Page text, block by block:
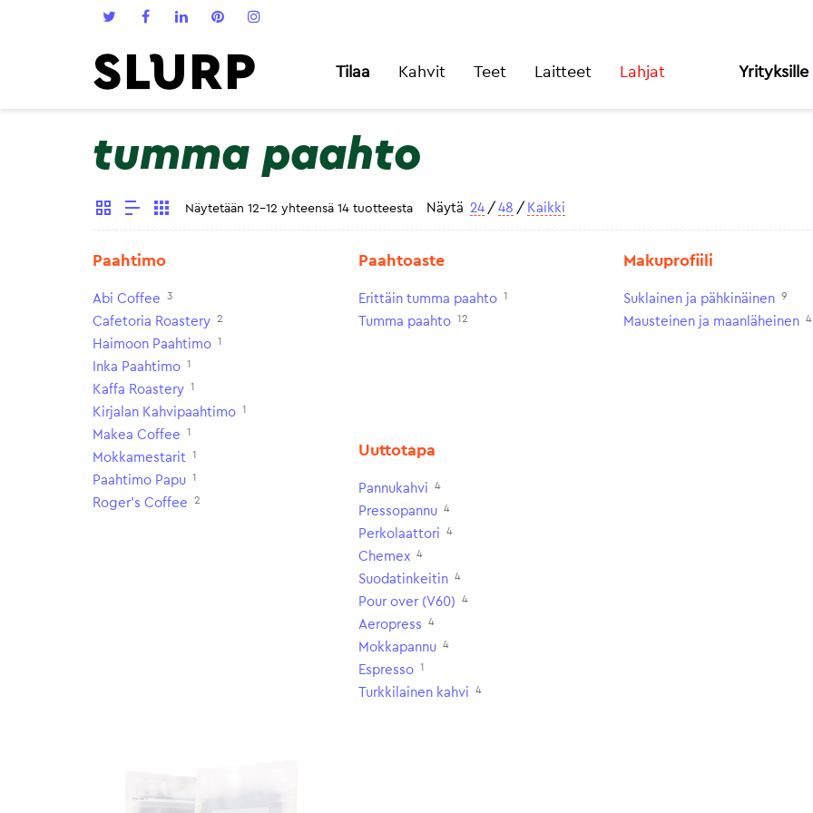
Tilaa Kahvit Teet Laitteet Lahjat Yrityksille
tumma paahto
Näytetään 12-12 yhteensä 14 tuotteesta Näytä 24 / 48 / Kaikki
Paahtimo
Abi Coffee 3
Cafetoria Roastery 2
Haimoon Paahtimo 1
Inka Paahtimo 1
Kaffa Roastery 1
Kirjalan Kahvipaahtimo 1
Makea Coffee 1
Mokkamestarit 1
Paahtimo Papu 1
Roger's Coffee 2
Paahtoaste
Erittäin tumma paahto 1
Tumma paahto 12
Makuprofiili
Suklainen ja pähkinäinen 9
Mausteinen ja maanläheinen 4
Uuttotapa
Pannukahvi 4
Pressopannu 4
Perkolaattori 4
Chemex 4
Suodatinkeitin 4
Pour over (V60) 4
Aeropress 4
Mokkapannu 4
Espresso 1
Turkkilainen kahvi 4